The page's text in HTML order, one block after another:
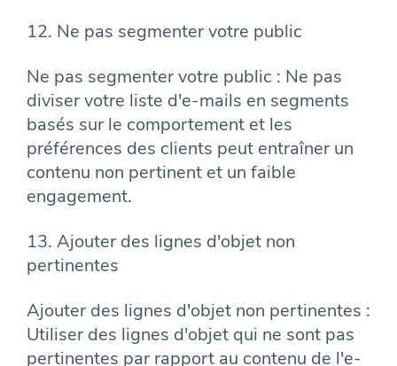
12. Ne pas segmenter votre public
Ne pas segmenter votre public : Ne pas
diviser votre liste d'e-mails en segments
basés sur le comportement et les
préférences des clients peut entraîner un
contenu non pertinent et un faible
engagement.
13. Ajouter des lignes d'objet non
pertinentes
Ajouter des lignes d'objet non pertinentes :
Utiliser des lignes d'objet qui ne sont pas
pertinentes par rapport au contenu de l'e-